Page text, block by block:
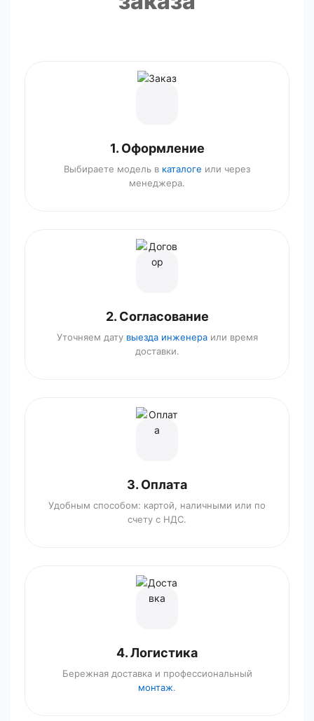
1. Оформление
Выбираете модель в каталоге или через
менеджера.
2. Согласование
Уточняем дату выезда инженераили время
доставки.
3. Оплата
Удобным способом: картой, наличными или по
счету с НДС.
4. Логистика
Бережная доставка и профессиональный
монтаж.